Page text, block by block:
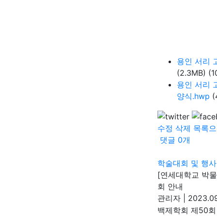
용인 서리
(2.3MB)
용인 서리
양식.hwp
수정 삭제 목록
댓글 0개
학술대회 및 행사
[연세대학교 박
회 안내
관리자
백제학회 제50